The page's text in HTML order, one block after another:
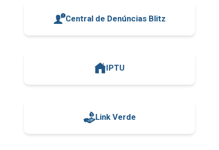
Central de Denúncias Blitz
IPTU
Link Verde